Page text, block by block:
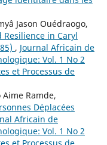
Jason Ouédraogo,
in Caryl
, Journal Africain de
Vol. 1 No 2
et Processus de
Ramde,
Déplacées
Africain de
Vol. 1 No 2